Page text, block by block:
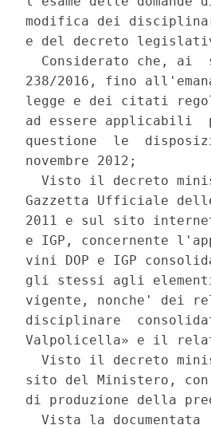
modifica dei
e del decreto
Considerato che, ai
238/2016, fino
legge e dei citati
ad essere applicabili
questione  le
novembre 2012;
Visto il decreto
Gazzetta Ufficiale
2011 e sul sito
e IGP, concernente
vini DOP e IGP
gli stessi agli
vigente, nonche'
disciplinare
Valpolicella» e il
Visto il decreto
sito del Ministero,
di produzione della
Vista la documentata